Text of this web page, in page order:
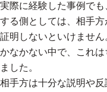
実際に経験した事例で
する側としては、相手
証明しないといけませ
かなかない中で、これ
ました。
相手方は十分な説明や